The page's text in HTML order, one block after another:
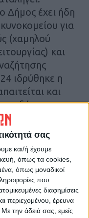
σας
και/ή έχουμε
όπως τα cookies,
όπως μοναδικοί
που
διαφημίσεις
περιεχομένου, έρευνα
Με την άδειά σας, εμείς
Δήμος έχει ήδη
για
(χαμηλού
και
ιδρύθηκε η
και
για
και
στοιχεία
42
43
τσιπαρίσματα
Σωτήρης
του Δήμου,